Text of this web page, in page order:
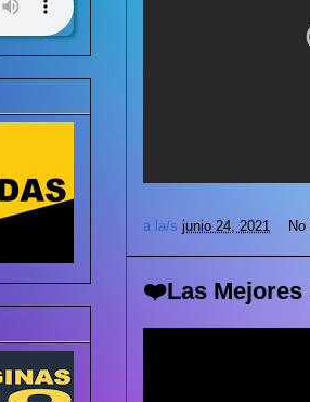
a la/s junio 24, 2021
❤️Las Mejores